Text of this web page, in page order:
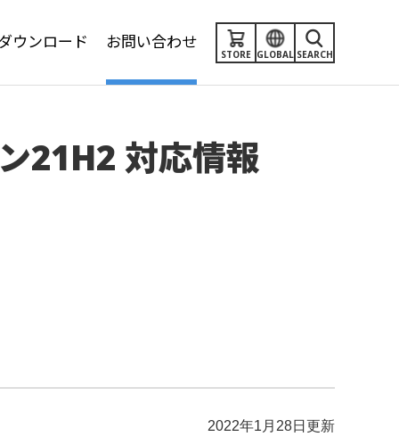
SEARCH
GLOBAL
STORE
ウンロード お問い合わせ
21H2 対応情報
2022年1月28日更新